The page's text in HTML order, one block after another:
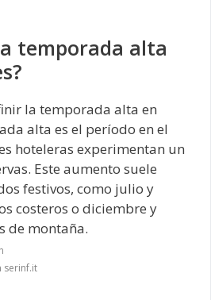
temporada alta
la temporada alta en
alta es el período en el
hoteleras experimentan un
Este aumento suele
festivos, como julio y
costeros o diciembre y
de montaña.
serinf.it